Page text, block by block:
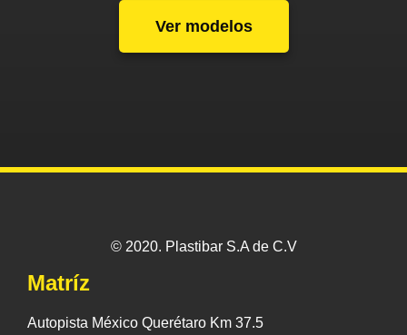
Ver modelos
© 2020. Plastibar S.A de C.V
Matríz
Autopista México Querétaro Km 37.5